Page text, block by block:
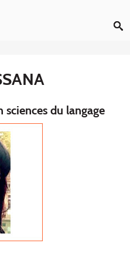
du langage